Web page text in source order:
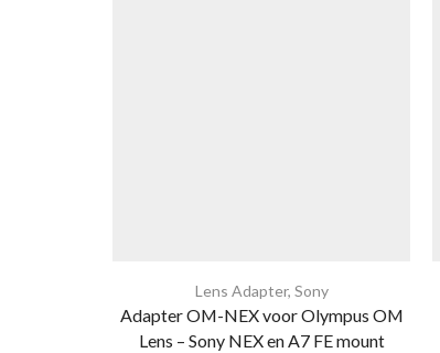
Lens Adapter, Sony
Adapter OM-NEX voor Olympus OM
Lens – Sony NEX en A7 FE mount